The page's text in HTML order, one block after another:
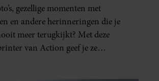
IN HANDEN
gezellige momenten met
en andere herinneringen die je
meer terugkijkt? Met deze
van Action geef je ze